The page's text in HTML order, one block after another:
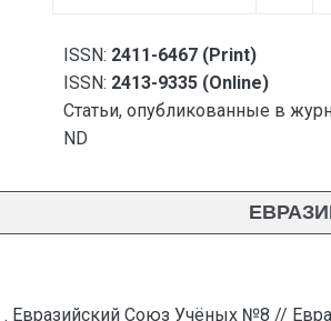
ISSN: 2411-6467 (Print)
ISSN: 2413-9335 (Online)
Статьи, опубликованные в
ND
. Евразийский Союз Учёных №8 //